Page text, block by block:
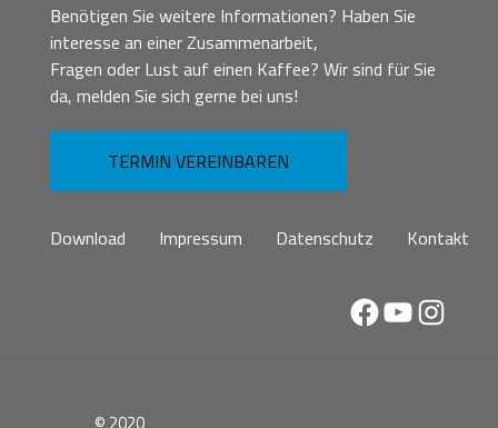
Benötigen Sie weitere Informationen? Haben Sie
interesse an einer Zusammenarbeit,
Fragen oder Lust auf einen Kaffee? Wir sind für Sie
da, melden Sie sich gerne bei uns!
TERMIN VEREINBAREN
Download Impressum Datenschutz Kontakt
Facebook
YouTube
© 2020